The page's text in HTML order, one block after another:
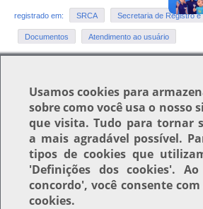
registrado em: SRCA Secretaria de Registro
Documentos Atendimento ao usuário
Usamoscookies para
sobre como você usa o nosso
que visita. Tudo para tornar
a mais agradável possível.
tipos de cookies que
'Definições dos cookies'. Ao
concordo', você consente
cookies.